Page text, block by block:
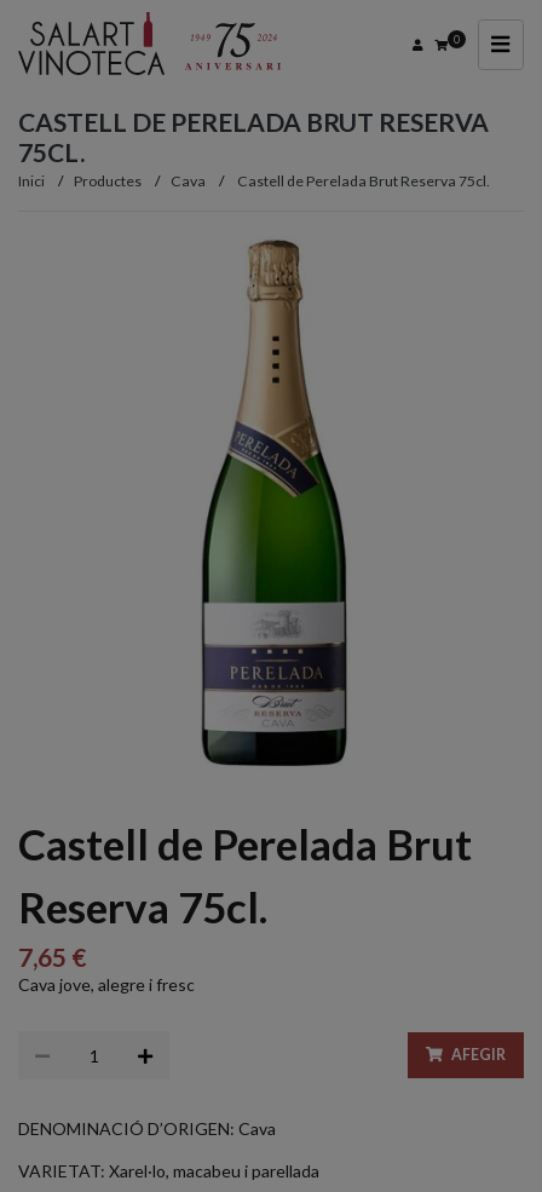
0
CASTELL DE PERELADA BRUT RESERVA
75CL.
Inici Productes Cava Castell de Perelada Brut Reserva 75cl.
Castell de Perelada Brut
Reserva 75cl.
7,65 €
Cava jove, alegre i fresc
AFEGIR
DENOMINACIÓ D’ORIGEN: Cava
VARIETAT: Xarel·lo, macabeu i parellada